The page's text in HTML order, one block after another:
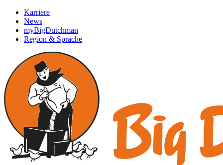
Karriere
News
myBigDutchman
Region & Sprache